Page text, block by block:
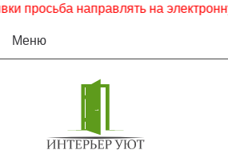
направлять на электронную
Меню